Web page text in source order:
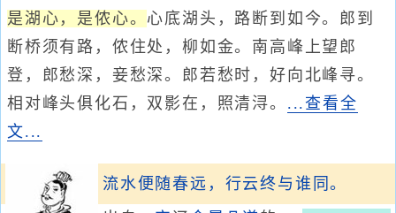
是湖心，是侬心。 心底湖头，路断到如今。郎到
断桥须有路，侬住处，柳如金。南高峰上望郎
登，郎愁深，妾愁深。郎若愁时，好向北峰寻。
相对峰头俱化石，双影在，照清浔。 ...查看全
文...
流水便随春远，行云终与谁同。